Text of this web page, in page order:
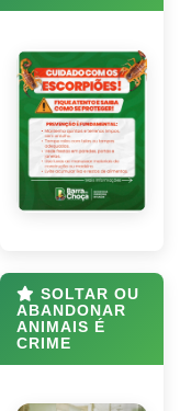
SOLTAR OU
ABANDONAR
ANIMAIS É
CRIME